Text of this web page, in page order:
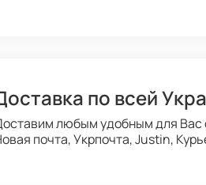
по всей
любым удобным для Вас
почта, Укрпочта, Justin,